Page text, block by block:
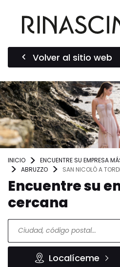
Volver al sitio web
INICIO ENCUENTRE SU EMPRESA
ABRUZZO
SAN NICOLÒ A
Encuentre su
cercana
Localíceme